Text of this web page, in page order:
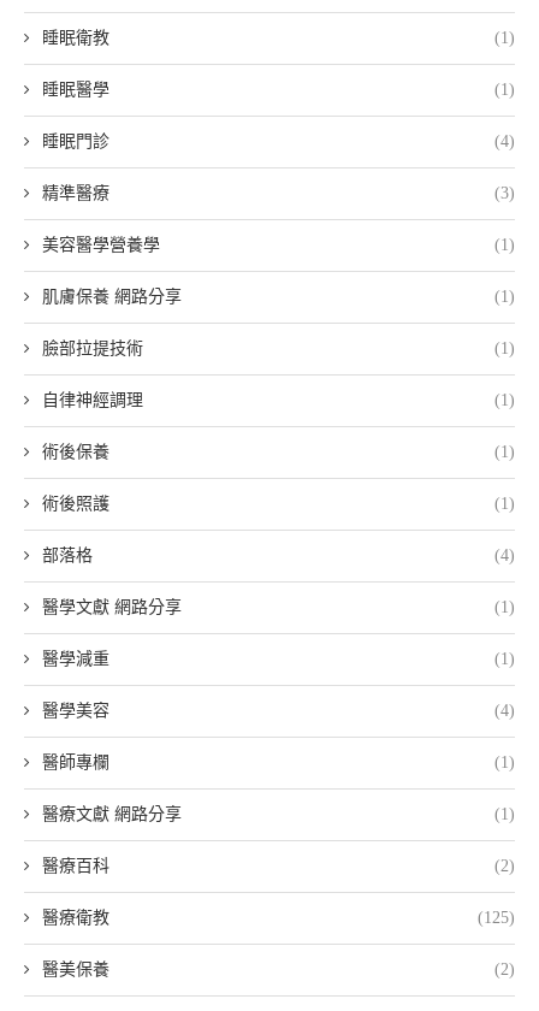
睡眠衛教 (1)
睡眠醫學 (1)
睡眠門診 (4)
精準醫療 (3)
美容醫學營養學 (1)
肌膚保養 網路分享 (1)
臉部拉提技術 (1)
自律神經調理 (1)
術後保養 (1)
術後照護 (1)
部落格 (4)
醫學文獻 網路分享 (1)
醫學減重 (1)
醫學美容 (4)
醫師專欄 (1)
醫療文獻 網路分享 (1)
醫療百科 (2)
醫療衛教 (125)
醫美保養 (2)